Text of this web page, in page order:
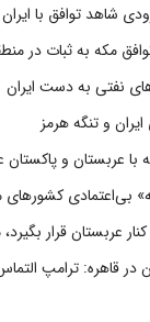
شاهد توافق با
مکه به ثبات در
و تنگه هرمز
با عربستان و
بی‌اعتمادی
عربستان قرار
در قاهره: ترامپ